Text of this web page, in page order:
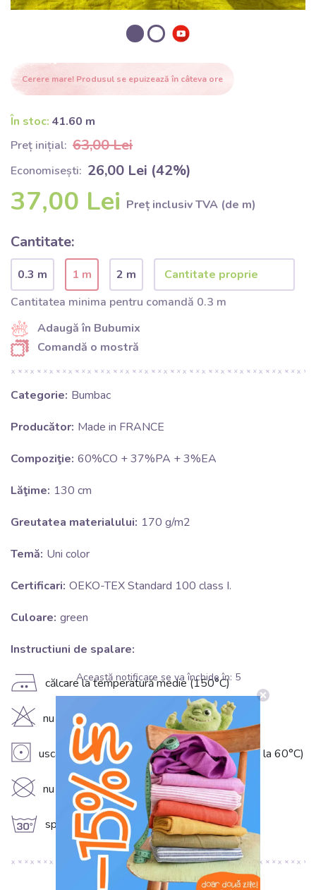
Cerere mare! Produsul se epuizează în câteva ore
În stoc: 41.60 m
Preț inițial: 63,00 Lei
Economisești: 26,00 Lei (42%)
37,00 Lei Preț inclusiv TVA (de m)
Cantitate:
0.3 m 1 m
2 m
Cantitatea minima pentru comandă 0.3 m
Adaugă în Bubumix
Comandă o mostră
Categorie: Bumbac
Producător: Made in FRANCE
Compoziţie: 60%CO + 37%PA + 3%EA
Lăţime: 130 cm
Greutatea materialului: 170 g/m2
Temă: Uni color
Certificari: OEKO-TEX Standard 100 class I.
Culoare: green
Instructiuni de spalare:
E călcare la temperatură medie (150°C)
H nu înălbiți
V uscare în uscător la temperatură redusă (până la 60°C)
K nu curățați chimic
g spălare la 30°C
Această notificare se va închide în: 5